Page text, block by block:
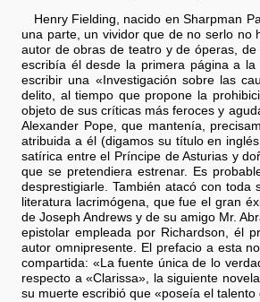
Henry Fielding, nacido en Sharpman
una parte, un vividor que de no serlo no
autor de obras de teatro y de óperas,
escribía él desde la primera página a
escribir una «Investigación sobre las
delito, al tiempo que propone la
objeto de sus críticas más feroces y
Alexander Pope, que mantenía,
atribuida a él (digamos su título en
satírica entre el Príncipe de Asturias y
que se pretendiera estrenar. Es
desprestigiarle. También atacó con
literatura lacrimógena, que fue el gran
de Joseph Andrews y de su amigo Mr.
epistolar empleada por Richardson, él
autor omnipresente. El prefacio a esta
compartida: «La fuente única de lo
respecto a «Clarissa», la siguiente
su muerte escribió que «poseía el